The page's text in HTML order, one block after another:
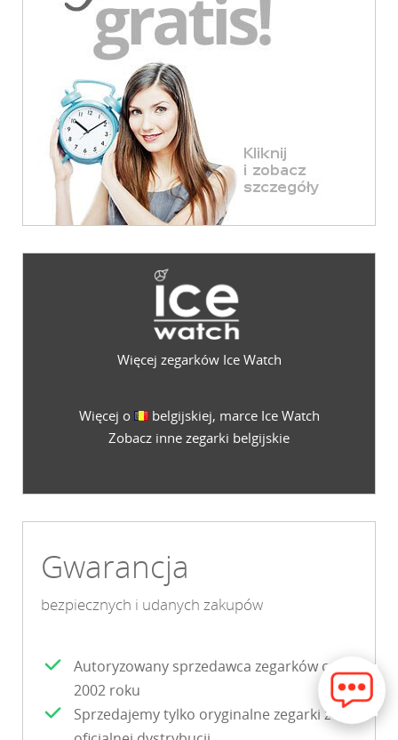
Więcej zegarków Ice Watch
Więcej o
belgijskiej, marce Ice Watch
Zobacz inne zegarki belgijskie
Gwarancja
bezpiecznych i udanych zakupów
Autoryzowany sprzedawca zegarków od
2002 roku
Sprzedajemy tylko oryginalne zegarki z